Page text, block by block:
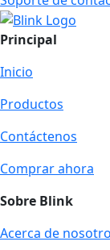
Principal
Inicio
Productos
Contáctenos
Comprar ahora
Sobre Blink
Acerca de